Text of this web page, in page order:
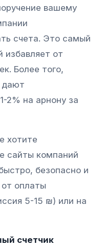
вашему
счета. Это самый
избавляет от
Более того,
дают
2% на арнону за
хотите
сайты компаний
безопасно и
оплаты
5-15 ₪) или на
счетчик